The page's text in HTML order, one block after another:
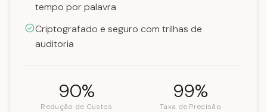
tempo por palavra
Criptografado e seguro com trilhas de
auditoria
90%
Redução de Custos
99%
Taxa de Precisão